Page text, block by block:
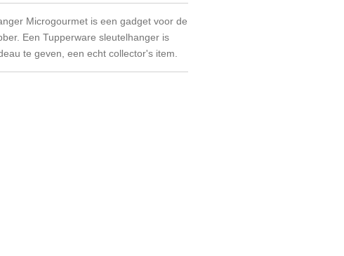
Microgourmet is een gadget voor de
Een Tupperware sleutelhanger is
te geven, een echt collector's item.